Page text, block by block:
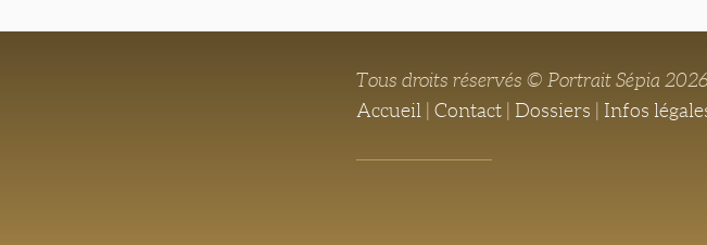
Tous droits réservés © Portrait Sépia 2026
Accueil |Contact Dossiers Infos